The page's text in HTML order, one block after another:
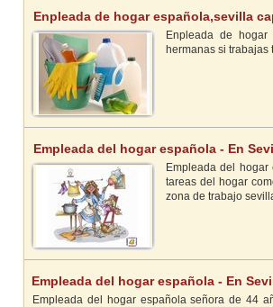
Enpleada de hogar española,sevilla
Hermanas
Enpleada de
hermanas si trabajas
Empleada del hogar española - En
Empleada del
tareas del hogar
zona de trabajo
Empleada del hogar española - En
Empleada del hogar española señora de 44